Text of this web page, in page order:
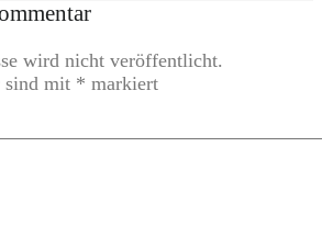
wird nicht veröffentlicht.
sind mit * markiert